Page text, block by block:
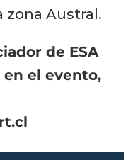
zona Austral.
de ESA
el evento,